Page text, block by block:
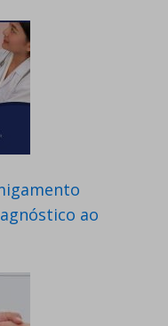
ao